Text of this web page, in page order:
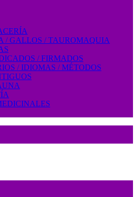
/ GALLOS / TAUROMAQUIA
/ FIRMADOS
/ IDIOMAS / MÉTODOS